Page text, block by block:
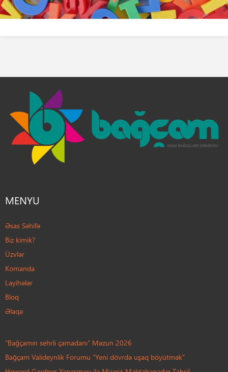
MENYU
Əsas Səhifə
Biz kimik?
Üzvlər
Komanda
Layihələr
Bloq
Əlaqə
“Bağçamın sehrli çamadanı” Məzun 2026
Bağçam Valideynlik Forumu “Yeni dövrdə uşaq böyütmək”